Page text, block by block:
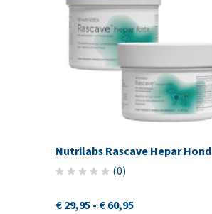
Nutrilabs Rascave Hepar Hond
(0)
€ 29,95- € 60,95